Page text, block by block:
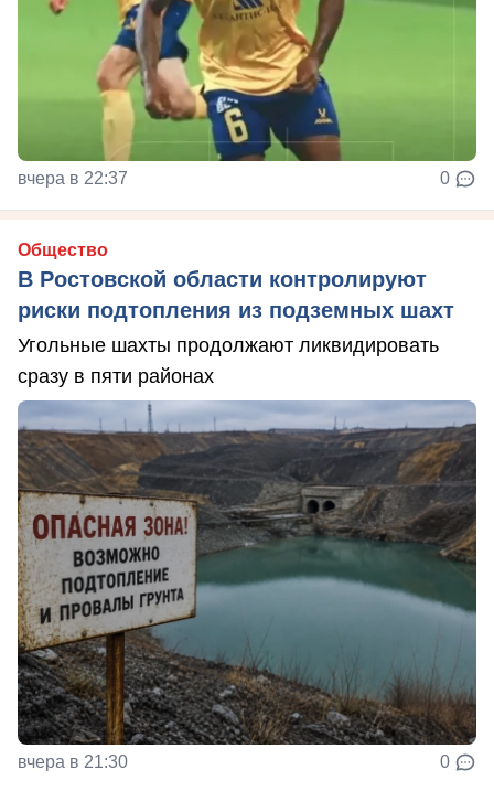
вчера в 22:37 0
Общество
В Ростовской области контролируют
риски подтопления из подземных шахт
Угольные шахты продолжают ликвидировать
сразу в пяти районах
вчера в 21:30 0